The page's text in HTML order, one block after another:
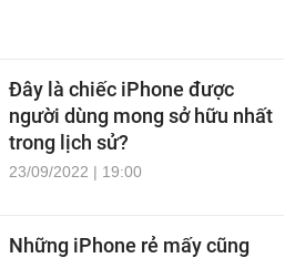
Đây là chiếc iPhone được
người dùng mong sở hữu nhất
trong lịch sử?
23/09/2022 | 19:00
Những iPhone rẻ mấy cũng